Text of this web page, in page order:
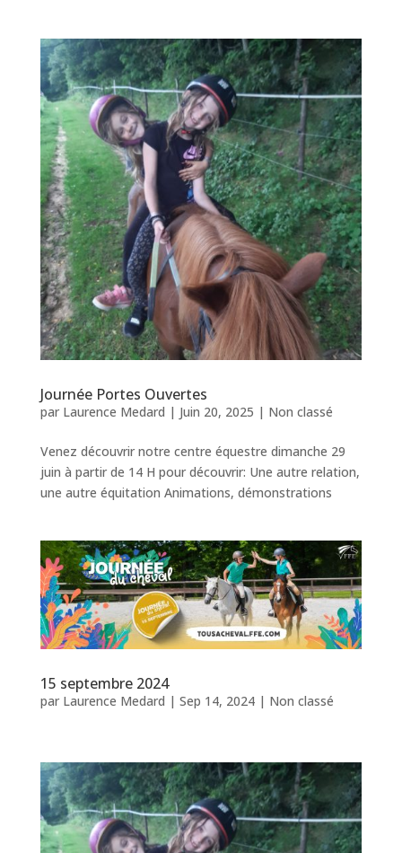
Journée Portes Ouvertes
par Laurence Medard | Juin 20, 2025 | Non classé
Venez découvrir notre centre équestre dimanche 29
juin à partir de 14 H pour découvrir: Une autre relation,
une autre équitation Animations, démonstrations
15 septembre 2024
par Laurence Medard | Sep 14, 2024| Non classé